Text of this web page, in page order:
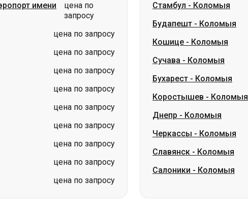
имени
цена по
запросу
цена по запросу
цена по запросу
цена по запросу
цена по запросу
цена по запросу
цена по запросу
цена по запросу
цена по запросу
цена по запросу
Стамбул - Коломыя
Будапешт - Коломыя
Кошице - Коломыя
Сучава - Коломыя
Бухарест - Коломыя
Коростышев - Коломыя
Днепр - Коломыя
Черкассы - Коломыя
Славянск - Коломыя
Салоники - Коломыя